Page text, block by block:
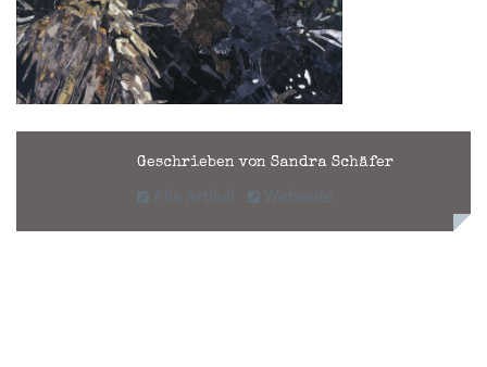
Geschrieben von Sandra Schäfer
Alle Artikel Webseite